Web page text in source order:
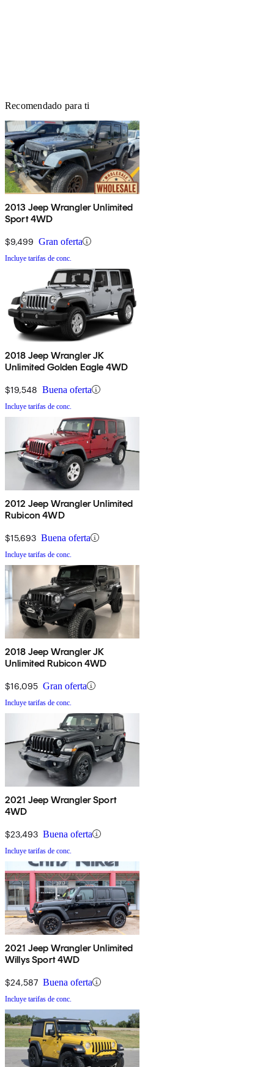
Recomendado para ti
2013 Jeep Wrangler Unlimited
Sport 4WD
$9,499 Gran oferta
Incluye tarifas de conc.
2018 Jeep Wrangler JK
Unlimited Golden Eagle 4WD
$19,548 Buena oferta
Incluye tarifas de conc.
2012 Jeep Wrangler Unlimited
Rubicon 4WD
$15,693 Buena oferta
Incluye tarifas de conc.
2018 Jeep Wrangler JK
Unlimited Rubicon 4WD
$16,095 Gran oferta
Incluye tarifas de conc.
2021 Jeep Wrangler Sport
4WD
$23,493 Buena oferta
Incluye tarifas de conc.
2021 Jeep Wrangler Unlimited
Willys Sport 4WD
$24,587 Buena oferta
Incluye tarifas de conc.